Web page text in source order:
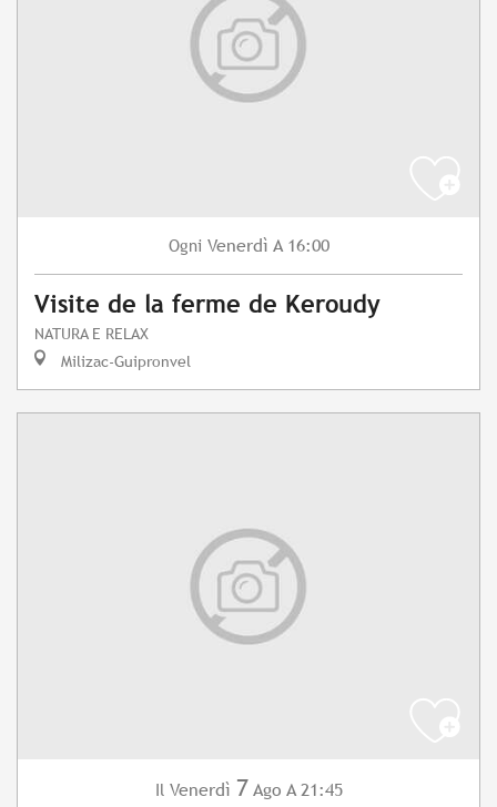
Ogni Venerdì A 16:00
Visite de la ferme de Keroudy
NATURA E RELAX
Milizac-Guipronvel
Il Venerdì 7 Ago A 21:45